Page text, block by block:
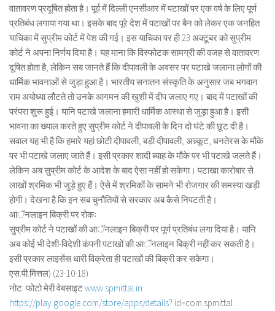
वातावरण प्रदूषित होता है। पूर्व में दिल्ली एनसीआर में पटाखों पर एक वर्ष के लिए पूर्ण
प्रतिबंध लगाया गया था। इसके बाद पूरे देश में पटाखों पर बैन को लेकर एक जनहित
याचिका में सुप्रीम कोर्ट में पेश की गई। इस याचिका पर ही 23 अक्टूबर को सुप्रीम
कोर्ट ने अपना निर्णय दिया है। यह माना कि विस्फोटक सामग्री की वजह से वातावरण
दूषित होता है, लेकिन सब जानते हैं कि दीपावली के अवसर पर पटाखे जलाना लोगों की
धार्मिक भावनाओं से जुड़ा हुआ है। भारतीय सनातन संस्कृति के अनुसार जब भगवान
राम अयोध्या लौटते तो उनके आगमन की खुशी में दीप जलाए गए। बाद में पटाखों की
परंपरा शुरू हुई। यानि पटाखे जलाना हमारी धार्मिक आस्था से जुड़ा हुआ है। इसी
भावना का ख्याल करते हुए सुप्रीम कोर्ट ने दीपावली के दिन दो घंटे की छूट दी है।
सवाल यह भी है कि हमारे यहां छोटी दीपावली, बड़ी दीपावली, अन्न्कूट, धनतेरस के मौके
पर भी पटाखे जलाए जाते हैं। इसी प्रकार शादी ब्याह के मौके पर भी पटाखे जलते हैं।
लेकिन अब सुप्रीम कोर्ट के आदेश के बाद ऐसा नहीं हो सकेगा। पटाखा कारोबार से
लाखों श्रमिक भी जुड़े हुए हैं। ऐसे में श्रमिकों के सामने भी रोजगार की समस्या खड़ी
होगी। देखना है कि इन सब चुनौतियों से सरकार अब कैसे निपटती है।
आॅनलाइन बिक्री पर रोकः
सुप्रीम कोर्ट ने पटाखों की आॅनलाइन बिक्री पर पूर्ण प्रतिबंध लगा दिया है। यानि
अब कोई भी देशी-विदेशी कंपनी पटाखों की आॅनलाइन बिक्री नहीं कर सकती है।
इसी प्रकार लाइसेंस धारी विक्रेता ही पटाखों की बिक्री कर सकेगा।
एस.पी.मित्तल) (23-10-18)
नोट: फोटो मेरी वेबसाइटwww.spmittal.in
https://play.google.com/store/apps/details? id=com.spmittal